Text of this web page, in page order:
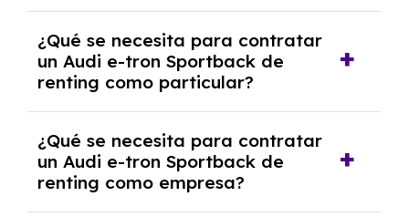
económica.
pero puede haber penalizaciones por
cancelación anticipada. Es importante revisar
las condiciones del contrato y hablar con un
experto que te asesore.
¿Qué se necesita para contratar
un Audi e-tron Sportback de
renting como particular?
y, en algunos casos, una consulta de solvencia
crediticia y un pago inicial.
¿Qué se necesita para contratar
un Audi e-tron Sportback de
renting como empresa?